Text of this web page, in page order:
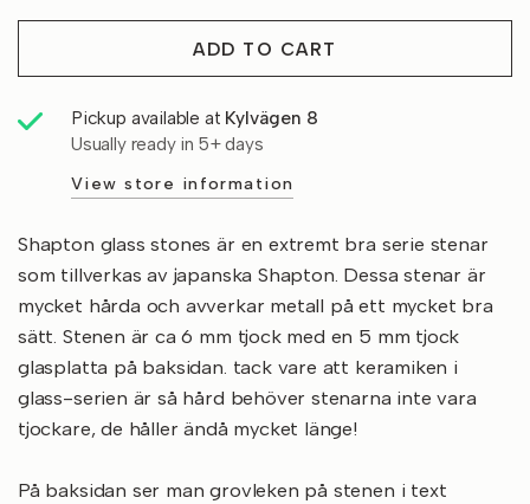
ADD TO CART
Pickup available at Kylvägen 8
Usually ready in 5+ days
View store information
Shapton glass stones är en extremt bra serie stenar
som tillverkas av japanska Shapton. Dessa stenar är
mycket hårda och avverkar metall på ett mycket bra
sätt. Stenen är ca 6 mm tjock med en 5 mm tjock
glasplatta på baksidan. tack vare att keramiken i
glass-serien är så hård behöver stenarna inte vara
tjockare, de håller ändå mycket länge!
På baksidan ser man grovleken på stenen i text